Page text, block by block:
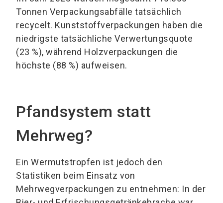
Tonnen Verpackungsabfälle tatsächlich
recycelt. Kunststoffverpackungen haben die
niedrigste tatsächliche Verwertungsquote
(23 %), während Holzverpackungen die
höchste (88 %) aufweisen.
Pfandsystem statt
Mehrweg?
Ein Wermutstropfen ist jedoch den
Statistiken beim Einsatz von
Mehrwegverpackungen zu entnehmen: In der